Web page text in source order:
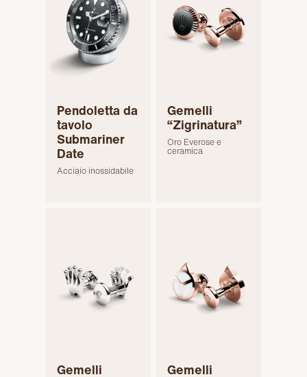
Pendoletta da
tavolo
Submariner
Date
Acciaio inossidabile
Gemelli
“Zigrinatura”
Oro Everose e
ceramica
Gemelli
Gemelli